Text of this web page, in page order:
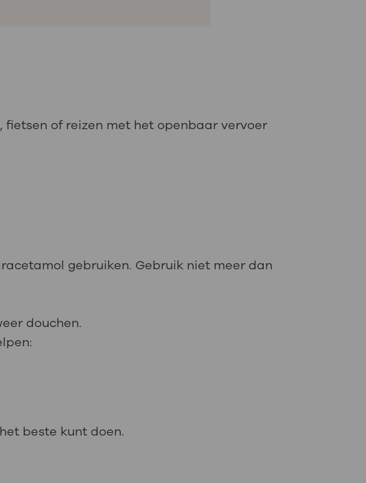
of reizen met het openbaar vervoer
gebruiken. Gebruik niet meer dan
douchen.
beste kunt doen.